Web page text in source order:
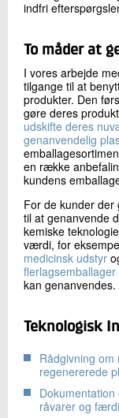
indfri
To måder at
I vores arbejde
tilgange til at
produkter. Den
gøre deres
udskifte deres
genanvendelig
en række
kundens
For de kunder
til at genanvende
kemiske
værdi, for
medicinsk udstyr
flerlagsemballager
kan genanvendes.
Teknologisk
Rådgivning
regenererede
råvarer og